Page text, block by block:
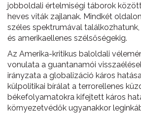
jobboldali értelmiségi táborok
heves viták zajlanak. Mindkét
széles spektrumával
és amerikaellenes szélsőségekig.
Az Amerika-kritikus baloldali
vonulata a guantanamói
irányzata a globalizáció káros
külpolitikai bírálat a terrorellenes
békefolyamatokra kifejtett káros
környezetvédők ugyanakkor